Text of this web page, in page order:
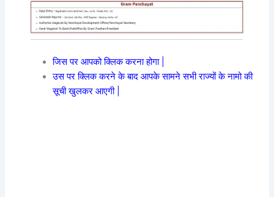
जिस पर आपको क्लिक करना होगा |
उस पर क्लिक करने के बाद आपके सामने सभी राज्यों के नामो की
सूची खुलकर आएगी |